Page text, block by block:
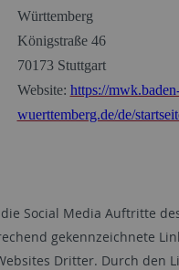
Württemberg
Königstraße 46
70173 Stuttgart
Website: https://
wuerttemberg.de/de/
Social Media Auftritte
gekennzeichnete
Dritter. Durch den